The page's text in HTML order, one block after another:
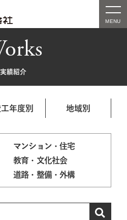
実績紹介
年度別 地域別
マンション・住宅
教育・文化社会
道路・整備・外構